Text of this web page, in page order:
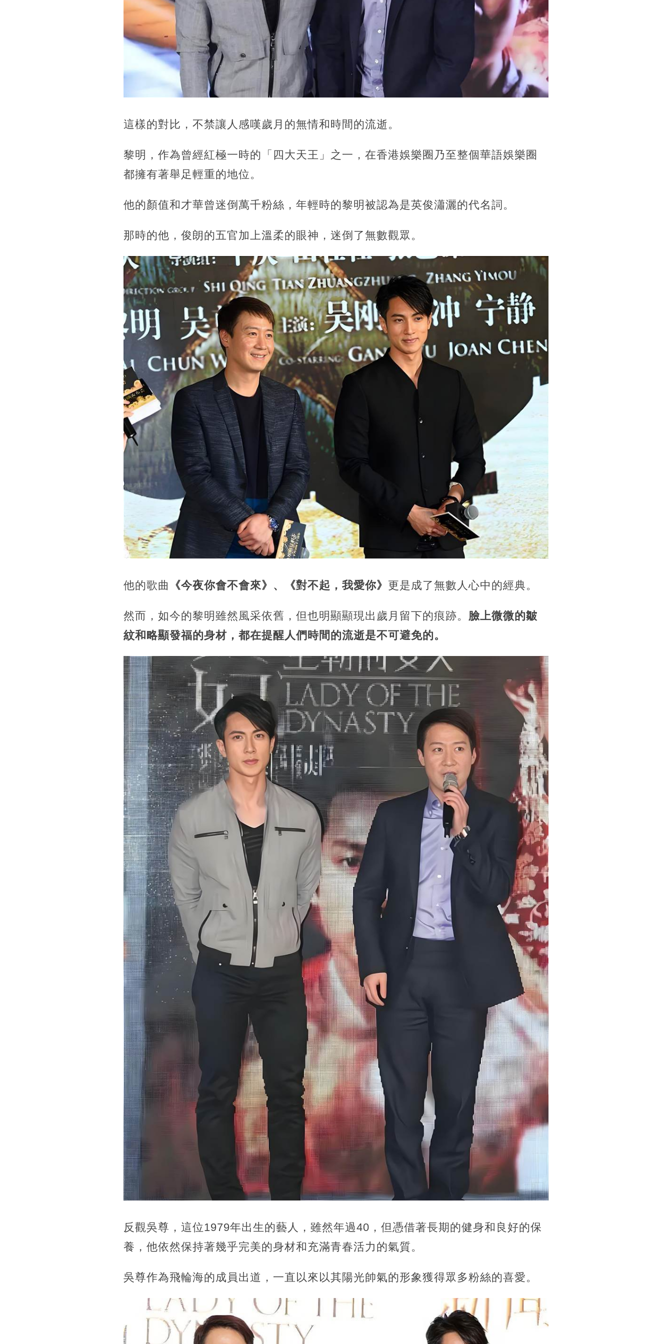
這樣的對比， 不禁讓人感嘆歲月的無情和時間的流逝。
黎明，作為曾經紅極一時的「四大天王」之一，在香港娛樂圈乃至整個華語娛樂圈
都擁有著舉足輕重的地位。
他的顏值和才華曾迷倒萬千粉絲， 年輕時的黎明被認為是英俊瀟灑的代名詞。
那時的他，俊朗的五官加上溫柔的眼神，迷倒了無數觀眾。
他的歌曲 《今夜你會不會來》、《對不起，我愛你》 更是成了無數人心中的經典。
然而，如今的黎明雖然風采依舊，但也明顯顯現出歲月留下的痕跡。 臉上微微的皺
紋和略顯發福的身材，都在提醒人們時間的流逝是不可避免的。
反觀吳尊，這位1979年出生的藝人，雖然年過40，但憑借著長期的健身和良好的保
養，他依然保持著幾乎完美的身材和充滿青春活力的氣質。
吳尊作為飛輪海的成員出道，一直以來以其陽光帥氣的形象獲得眾多粉絲的喜愛。